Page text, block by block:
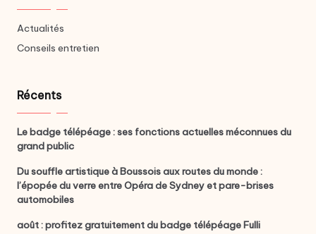
Actualités
Conseils entretien
Récents
Le badge télépéage : ses fonctions actuelles méconnues du
grand public
Du souffle artistique à Boussois aux routes du monde :
l’épopée du verre entre Opéra de Sydney et pare-brises
automobiles
août : profitez gratuitement du badge télépéage Fulli